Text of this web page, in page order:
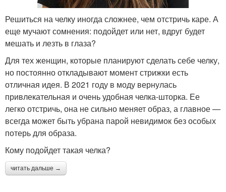
Решиться на челку иногда сложнее, чем отстричь каре. А
еще мучают сомнения: подойдет или нет, вдруг будет
мешать и лезть в глаза?
Для тех женщин, которые планируют сделать себе челку,
но постоянно откладывают момент стрижки есть
отличная идея. В 2021 году в моду вернулась
привлекательная и очень удобная челка-шторка. Ее
легко отстричь, она не сильно меняет образ, а главное —
всегда может быть убрана парой невидимок без особых
потерь для образа.
Кому подойдет такая челка?
читать дальше →